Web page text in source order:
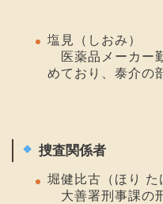
塩見（しおみ）
医薬品メーカー
めており、泰介の
捜査関係者
堀健比古（ほり た
大善署刑事課の